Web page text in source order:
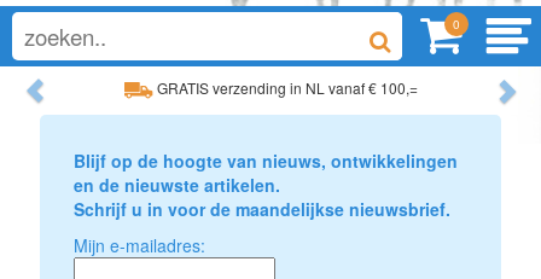
0
GRATIS verzending in NL vanaf € 100,=
Ruim assortiment,
Previous
Blijf op de hoogte van nieuws, ontwikkelingen
en de nieuwste artikelen.
Schrijf u in voor de maandelijkse nieuwsbrief.
Mijn e-mailadres: